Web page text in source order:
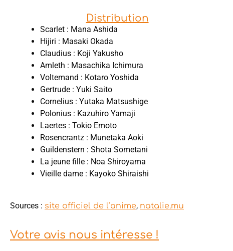
Distribution
Scarlet : Mana ‌Ashida
Hijiri : Masaki ‌Okada
Claudius : Koji Yakusho
Amleth : Masachika Ichimura
Voltemand : Kotaro Yoshida
Gertrude : Yuki Saito
Cornelius : Yutaka Matsushige
Polonius : Kazuhiro Yamaji
Laertes : Tokio Emoto
Rosencrantz : Munetaka Aoki
Guildenstern : Shota Sometani
La jeune fille : Noa Shiroyama
Vieille dame : Kayoko Shiraishi
Sources : site officiel de l’anime, natalie.mu
Votre avis nous intéresse !